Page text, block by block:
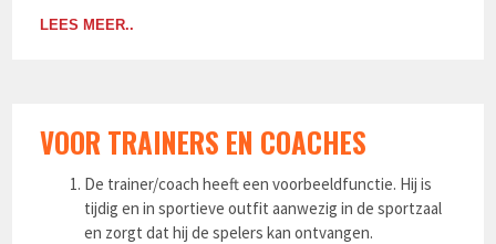
LEES MEER..
VOOR TRAINERS EN COACHES
De trainer/coach heeft een voorbeeldfunctie. Hij is
tijdig en in sportieve outfit aanwezig in de sportzaal
en zorgt dat hij de spelers kan ontvangen.